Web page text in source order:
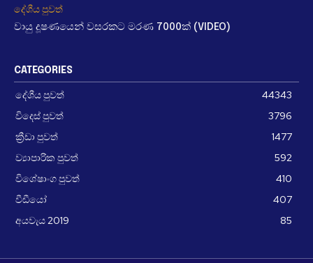
දේශීය පුවත්
වායු දූෂණයෙන් වසරකට මරණ 7000ක් (VIDEO)
CATEGORIES
දේශීය පුවත්
44343
විදෙස් පුවත්
3796
ක්‍රීඩා පුවත්
1477
ව්‍යාපාරික පුවත්
592
විශේෂාංග පුවත්
410
වීඩීයෝ
407
අයවැය 2019
85